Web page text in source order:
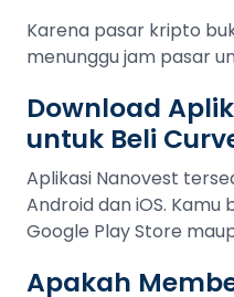
Karena pasar kripto
menunggu jam pasar
Download
untuk Beli
Aplikasi Nanovest
Android dan iOS.
Google Play Store
Apakah